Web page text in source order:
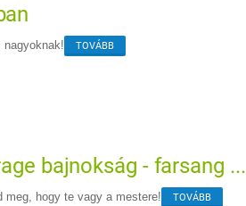
TOVÁBB
bajnokság - farsang ...
meg, hogy te vagy a mestere! TOVÁBB